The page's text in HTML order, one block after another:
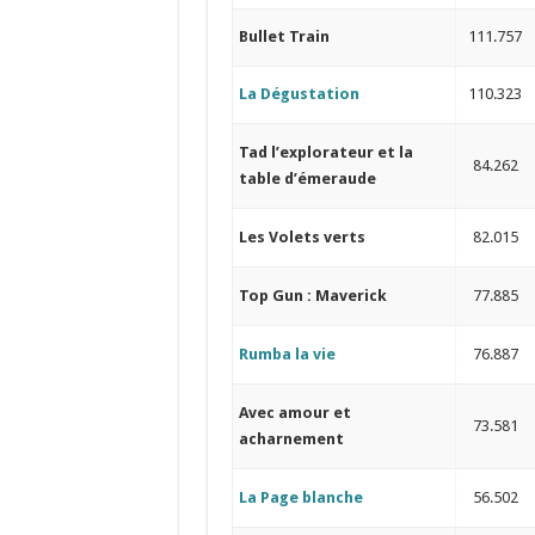
Bullet Train 111.757
La Dégustation 110.323
Tad l’explorateur et la
table d’émeraude
84.262
Les Volets verts 82.015
Top Gun : Maverick 77.885
Rumba la vie 76.887
Avec amour et
acharnement
73.581
La Page blanche 56.502